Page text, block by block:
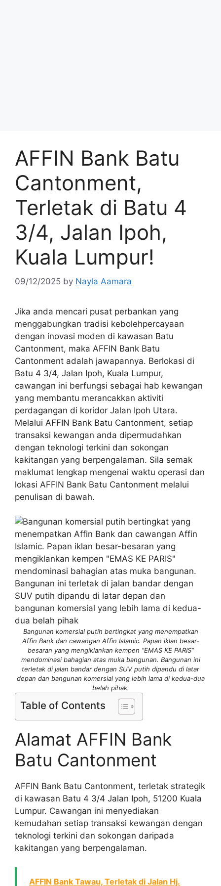
AFFIN Bank Batu
Cantonment,
Terletak di Batu 4
3/4, Jalan Ipoh,
Kuala Lumpur!
09/12/2025 by Nayla Aamara
Jika anda mencari pusat perbankan yang
menggabungkan tradisi kebolehpercayaan
dengan inovasi moden di kawasan Batu
Cantonment, maka AFFIN Bank Batu
Cantonment adalah jawapannya. Berlokasi di
Batu 4 3/4, Jalan Ipoh, Kuala Lumpur,
cawangan ini berfungsi sebagai hab kewangan
yang membantu merancakkan aktiviti
perdagangan di koridor Jalan Ipoh Utara.
Melalui AFFIN Bank Batu Cantonment, setiap
transaksi kewangan anda dipermudahkan
dengan teknologi terkini dan sokongan
kakitangan yang berpengalaman. Sila semak
maklumat lengkap mengenai waktu operasi dan
lokasi AFFIN Bank Batu Cantonment melalui
penulisan di bawah.
Bangunan komersial putih bertingkat yang menempatkan
Affin Bank dan cawangan Affin Islamic. Papan iklan besar-
besaran yang mengiklankan kempen “EMAS KE PARIS”
mendominasi bahagian atas muka bangunan. Bangunan ini
terletak di jalan bandar dengan SUV putih dipandu di latar
depan dan bangunan komersial yang lebih lama di kedua-dua
belah pihak.
Table of Contents
Alamat AFFIN Bank
Batu Cantonment
AFFIN Bank Batu Cantonment, terletak strategik
di kawasan Batu 4 3/4 Jalan Ipoh, 51200 Kuala
Lumpur. Cawangan ini menyediakan
kemudahan setiap transaksi kewangan dengan
teknologi terkini dan sokongan daripada
kakitangan yang berpengalaman.
AFFIN Bank Tawau, Terletak di Jalan Hj.